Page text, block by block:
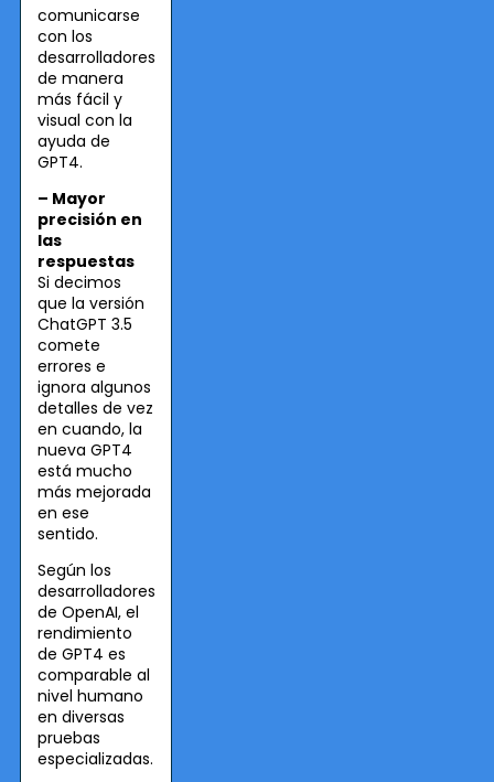
comunicarse
con los
desarrolladores
de manera
más fácil y
visual con la
ayuda de
GPT4.
– Mayor
precisión en
las
respuestas
Si decimos
que la versión
ChatGPT 3.5
comete
errores e
ignora algunos
detalles de vez
en cuando, la
nueva GPT4
está mucho
más mejorada
en ese
sentido.
Según los
desarrolladores
de OpenAI, el
rendimiento
de GPT4 es
comparable al
nivel humano
en diversas
pruebas
especializadas.